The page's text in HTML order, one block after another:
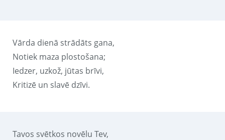
Vārda dienā strādāts gana,
Notiek maza plostošana;
Iedzer, uzkož, jūtas brīvi,
Kritizē un slavē dzīvi.
Tavos svētkos novēlu Tev,